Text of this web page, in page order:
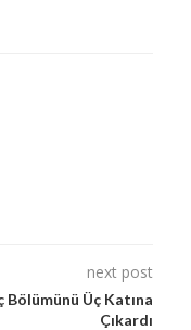
next post
Bölümünü Üç Katına
Çıkardı